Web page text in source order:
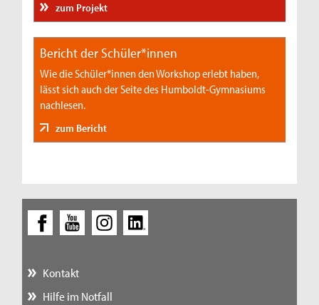
zum Projekt
Bericht der Schüler*innen
Wie die Schüler*innen den Workshop erlebt haben,
lässt sich auch der Seite des Humboldt-Gymnasiums
nachlesen.
zum Bericht
Kontakt
Hilfe im Notfall